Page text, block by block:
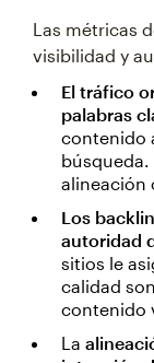
Las métricas
visibilidad y
El tráfico
palabras
contenido
alineación
Los
autoridad
sitios le
calidad
contenido
La